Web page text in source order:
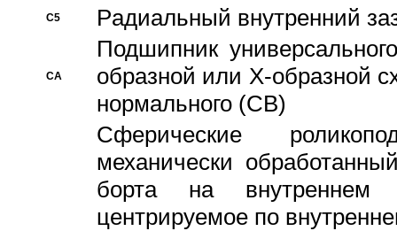
C5 Pадиальный внутренний
CA
Подшипник
образной или Х-образной
нормального (CB)
Сферические
механически
борта на внутреннем
центрируемое по